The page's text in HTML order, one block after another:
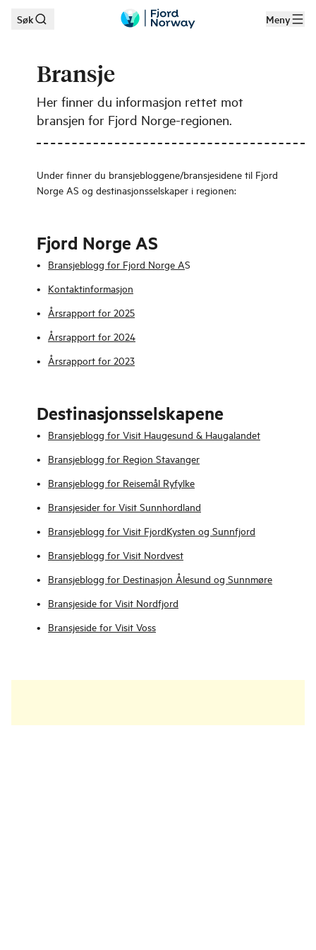
Hopp til hovedinnhold
Søk Meny
Bransje
Her finner du informasjon rettet mot
bransjen for Fjord Norge-regionen.
Under finner du bransjebloggene/bransjesidene til Fjord
Norge AS og destinasjonsselskaper i regionen:
Fjord Norge AS
Bransjeblogg for Fjord Norge AS
Kontaktinformasjon
Årsrapport for 2025
Årsrapport for 2024
Årsrapport for 2023
Destinasjonsselskapene
Bransjeblogg for Visit Haugesund & Haugalandet
Bransjeblogg for Region Stavanger
Bransjeblogg for Reisemål Ryfylke
Bransjesider for Visit Sunnhordland
Bransjeblogg for Visit FjordKysten og Sunnfjord
Bransjeblogg for Visit Nordvest
Bransjeblogg for Destinasjon Ålesund og Sunnmøre
Bransjeside for Visit Nordfjord
Bransjeside for Visit Voss